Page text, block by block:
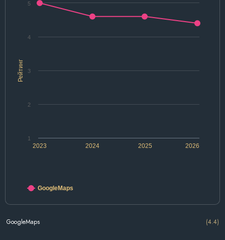
Рейтинг
2024 2026
2023 2025
1
2
3
4
5
GoogleMaps
GoogleMaps (4.4)